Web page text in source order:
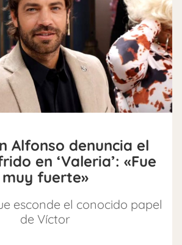
Alfonso denuncia el
en ‘Valeria’: «Fue
muy fuerte»
esconde el conocido papel
de Víctor